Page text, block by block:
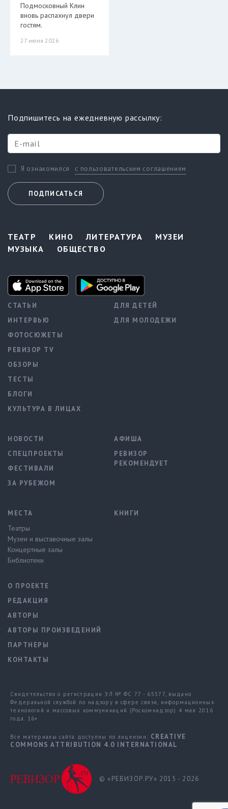
Подмосковный Клин
вновь распахнул двери
гостям.
27 июня 2026
Подпишитесь на ежедневную рассылку:
Я ознакомился с пользовательским соглашением
ПОДПИСАТЬСЯ
ТЕАТР КИНО ЛИТЕРАТУРА
МУЗЕИ
МУЗЫКА
ОБЩЕСТВО
СТАТЬИ
ИНТЕРВЬЮ
ФОТОСЮЖЕТЫ
РЕВИЗОР TV
ОБЗОРЫ
ТЕСТЫ
БЛОГИ
КУЛЬТУРА В ЛИЦАХ
ДЛЯ ДЕТЕЙ
ДЛЯ МОЛОДЕЖИ
НОВОСТИ
СПЕЦПРОЕКТЫ
ФЕСТИВАЛИ
ЗА РУБЕЖОМ
АФИША
РЕВИЗОР
РЕКОМЕНДУЕТ
МЕСТА
Театры
Музеи и выставочные залы
Концертные залы
Библиотеки
КНИГИ
О ПРОЕКТЕ
РЕДАКЦИЯ
АВТОРЫ
АВТОРЫ ПРОИЗВЕДЕНИЙ
ПАРТНЕРЫ
КОНТАКТЫ
Свидетельство о регистрации ЭЛ № ФС 77 - 65577, выдано
Федеральной службой по надзору в сфере связи, информационных
технологий и массовых коммуникаций (Роскомнадзор) 4 мая 2016
года. 16+
Все материалы сайта доступны по лицензии: CREATIVE
COMMONS ATTRIBUTION 4.0 INTERNATIONAL
© «РЕВИЗОР.РУ» 2015 - 2026